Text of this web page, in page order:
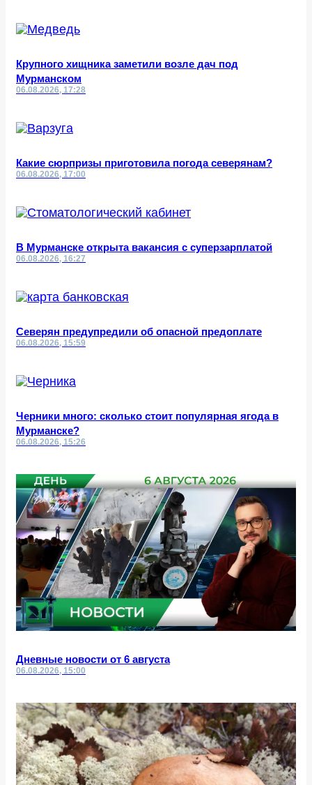
Крупного хищника заметили возле дач под
Мурманском
06.08.2026, 17:28
Какие сюрпризы приготовила погода северянам?
06.08.2026, 17:00
В Мурманске открыта вакансия с суперзарплатой
06.08.2026, 16:27
Северян предупредили об опасной предоплате
06.08.2026, 15:59
Черники много: сколько стоит популярная ягода в
Мурманске?
06.08.2026, 15:26
Дневные новости от 6 августа
06.08.2026, 15:00